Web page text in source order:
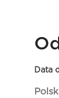
Data